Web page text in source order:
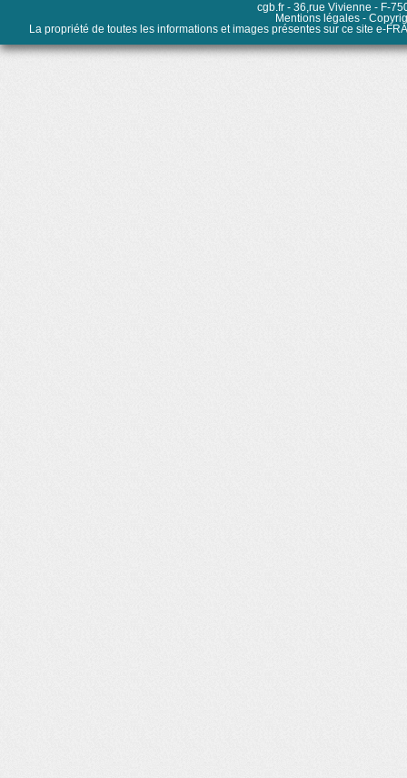
cgb.fr - 36,rue Vivienne - F-
Mentions légales-
La propriété de toutes les informations et images présentes sur ce site e-